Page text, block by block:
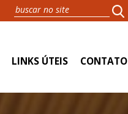
LINKS ÚTEIS CONTATO